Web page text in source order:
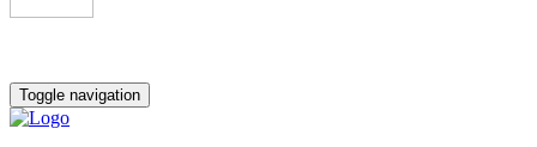
Toggle navigation